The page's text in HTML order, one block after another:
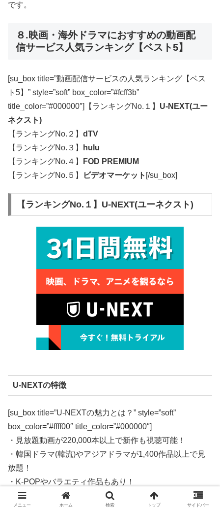
です。
８.映画・海外ドラマにおすすめの動画配
信サービス人気ランキング【ベスト5】
[su_box title=”動画配信サービスの人気ランキング【ベス
ト5】” style=”soft” box_color=”#fcff3b”
title_color=”#000000″]【ランキングNo.１】 U-NEXT(ユー
ネクスト)
【ランキングNo.２】 dTV
【ランキングNo.３】
hulu
【ランキングNo.４】
FOD PREMIUM
【ランキングNo.５】
ビデオマーケット [/su_box]
【ランキングNo.１】U-NEXT(ユーネクスト)
U-NEXTの特徴
[su_box title=”U-NEXTの魅力とは？” style=”soft”
box_color=”#ffff00″ title_color=”#000000″]
・見放題動画が220,000本以上で新作も視聴可能！
・韓国ドラマ(韓流)やアジアドラマが1,400作品以上で見
放題！
・K-POPやバラエティ作品もあり！
・雑誌150誌の最新号が読み放題！
・アダルト動画も豊富！
メニュー ホーム 検索 トップ サイドバー